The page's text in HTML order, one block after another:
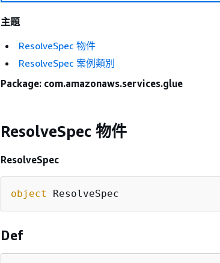
主題
ResolveSpec 物件
ResolveSpec 案例類別
Package: com.amazonaws.services.glue
ResolveSpec 物件
ResolveSpec
object ResolveSpec
Def